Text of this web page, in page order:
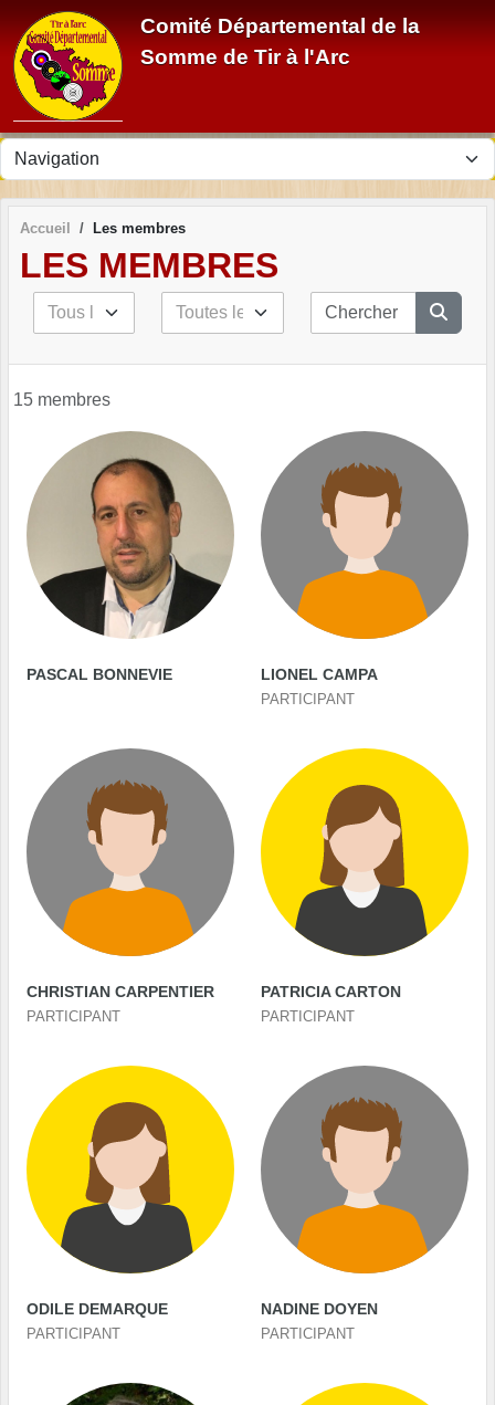
Comité Départemental de la
Somme de Tir à l'Arc
Accueil Les membres
LES MEMBRES
15 membres
PASCAL BONNEVIE LIONEL CAMPA
PARTICIPANT
CHRISTIAN CARPENTIER
PARTICIPANT
PATRICIA CARTON
PARTICIPANT
ODILE DEMARQUE
PARTICIPANT
NADINE DOYEN
PARTICIPANT
Panneau de gestion des cookies